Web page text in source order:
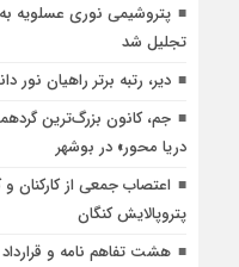
پتروشیمی نوری عسلویه
تجلیل شد
دیر، رتبه برتر راهیان
جم، کانون بزرگ‌ترین
دریا محور» در بوشهر
اعتصاب جمعی از کارکنان
پتروپالایش کنگان
هشت تفاهم نامه و